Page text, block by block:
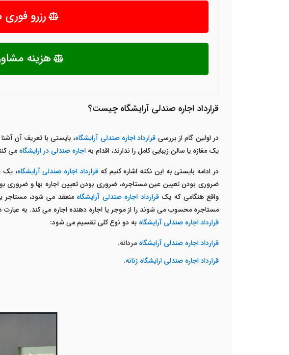
رزرو
هزینه
قرارداد اجاره صندلی آرایشگاه چیست؟
در اولین گام از بررسی قرارداد اجاره صندلی آرایشگاه، بایستی با تعریف آن
یک مغازه یا سالن زیبایی کامل را ندارند، اقدام به اجاره صندلی در ارایشگاه می
در ادامه بایستی به این نکته اشاره کنیم که قرارداد اجاره صندلی آرایشگاه، یک
ضروری بودن تعیین عین مستاجره، ضروری بودن تعیین اجاره بها و ضروری
واقع هنگامی که یکقرارداد اجاره صندلی آرایشگاه منعقد می شود، مستاجر
مستاجره محسوب می شوند را از موجر یا اجاره دهنده اجاره می کند. به
قرارداد اجاره صندلی آرایشگاه به دو نوع کلی تقسیم می شود:
قرارداد اجاره صندلی آرایشگاه مردانه.
قرارداد اجاره صندلی ارایشگاه زنانه.